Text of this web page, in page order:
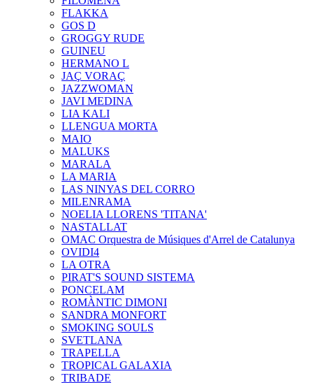
FLAKKA
GOS D
GROGGY RUDE
GUINEU
HERMANO L
JAÇ VORAÇ
JAZZWOMAN
JAVI MEDINA
LIA KALI
LLENGUA MORTA
MAIO
MALUKS
MARALA
LA MARIA
LAS NINYAS DEL CORRO
MILENRAMA
NOELIA LLORENS 'TITANA'
NASTALLAT
OMAC Orquestra de Músiques d'Arrel de Catalunya
OVIDI4
LA OTRA
PIRAT'S SOUND SISTEMA
PONCELAM
ROMÀNTIC DIMONI
SANDRA MONFORT
SMOKING SOULS
SVETLANA
TRAPELLA
TROPICAL GALAXIA
TRIBADE